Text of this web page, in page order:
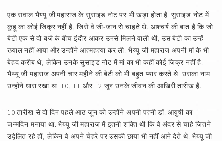
एक सवाल भैय्यू जी महाराज के सुसाइड नोट पर भी खड़ा होता है. सुसाइड नोट में
कुहू का कोई जिक्र नहीं है, जिसे वे जी-जान से चाहते थे. आश्चर्य की बात है कि जो
बेटी एक से दो बजे के बीच इंदौर आकर उनसे मिलने वाली थी, उस बेटी का उन्हें
ख्याल नहीं आया और उन्होंने आत्महत्या कर ली. भैय्यू जी महाराज अपनी मां के भी
बेहद करीब थे, लेकिन उनके सुसाइड नोट में मां का भी कहीं कोई जिक्र नहीं है.
भैय्यू जी महाराज अपनी चार महीने की बेटी को भी बहुत प्यार करते थे. उसका नाम
उन्होंने धारा रखा था. 10, 11 और 12 जून उनके जीवन की आखिरी तारीख हैं.
10 तारीख से दो दिन पहले आठ जून को उन्होंने अपनी पत्नी डॉ. आयुषी का
जन्मदिन मनाया था. भैय्यू जी महाराज में इतनी शक्ति थी कि वे अंदर से चाहे जितने
उद्वेलित रहे हों, लेकिन वे अपने चेहरे पर उसकी छाया भी नहीं आने देते थे. भैय्यू जी